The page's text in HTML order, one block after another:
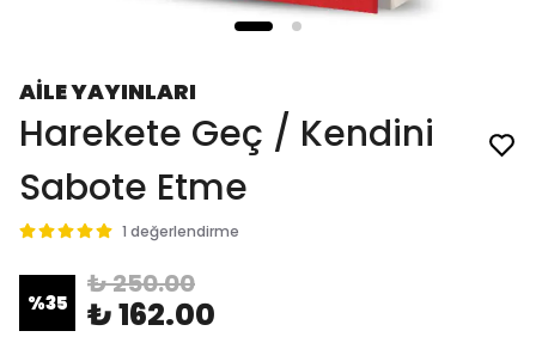
AİLE YAYINLARI
Harekete Geç / Kendini
Sabote Etme
1 değerlendirme
%35
₺ 250.00
₺ 162.00